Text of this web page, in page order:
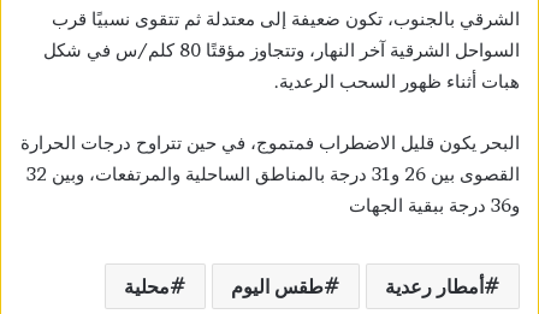
الشرقي بالجنوب، تكون ضعيفة إلى معتدلة ثم تتقوى نسبيًا قرب
السواحل الشرقية آخر النهار، وتتجاوز مؤقتًا 80 كلم/س في شكل
هبات أثناء ظهور السحب الرعدية.
البحر يكون قليل الاضطراب فمتموج، في حين تتراوح درجات الحرارة
القصوى بين 26 و31 درجة بالمناطق الساحلية والمرتفعات، وبين 32
و36 درجة ببقية الجهات
أمطار رعدية طقس اليوم محلية